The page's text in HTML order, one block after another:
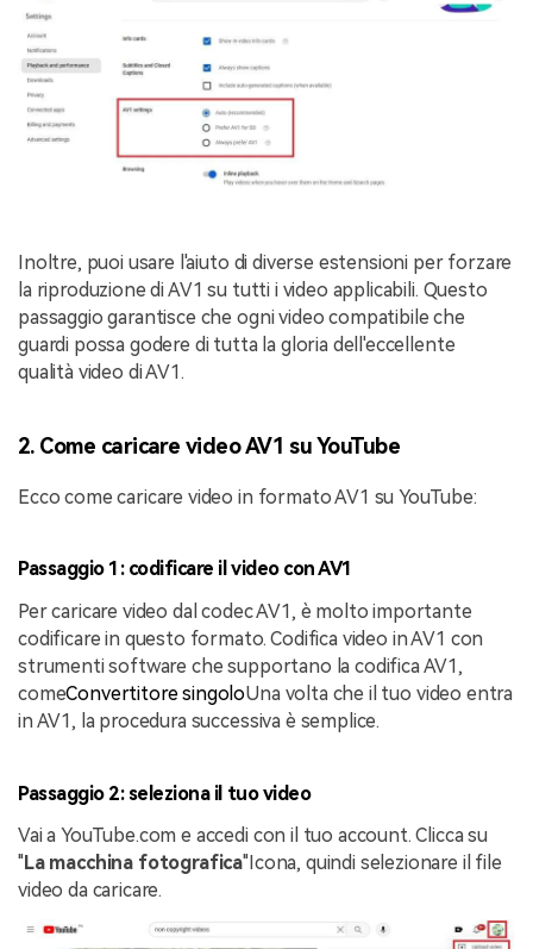
Inoltre, puoi usare l'aiuto di diverse estensioni per forzare
la riproduzione di AV1 su tutti i video applicabili. Questo
passaggio garantisce che ogni video compatibile che
guardi possa godere di tutta la gloria dell'eccellente
qualità video di AV1.
2. Come caricare video AV1 su YouTube
Ecco come caricare video in formato AV1 su YouTube:
Passaggio 1: codificare il video con AV1
Per caricare video dal codec AV1, è molto importante
codificare in questo formato. Codifica video in AV1 con
strumenti software che supportano la codifica AV1,
comeConvertitore singoloUna volta che il tuo video entra
in AV1, la procedura successiva è semplice.
Passaggio 2: seleziona il tuo video
Vai a YouTube.com e accedi con il tuo account. Clicca su
"La macchina fotografica"Icona, quindi selezionare il file
video da caricare.